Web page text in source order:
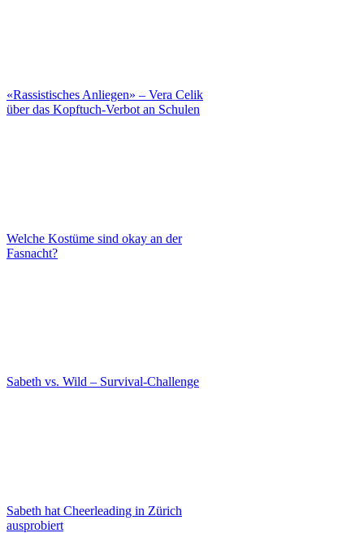
«Rassistisches Anliegen» – Vera Celik
über das Kopftuch-Verbot an Schulen
Welche Kostüme sind okay an der
Fasnacht?
Sabeth vs. Wild – Survival-Challenge
Sabeth hat Cheerleading in Zürich
ausprobiert